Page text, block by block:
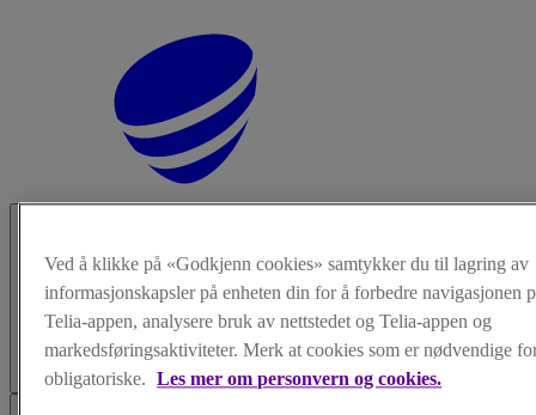
Søk
Ved å klikke på «Godkjenn cookies» samtykker du til lagring av
informasjonskapsler på enheten din for å forbedre navigasjonen
Telia-appen, analysere bruk av nettstedet og Telia-appen og
markedsføringsaktiviteter. Merk at cookies som er nødvendige
obligatoriske. Les mer om personvern og cookies.